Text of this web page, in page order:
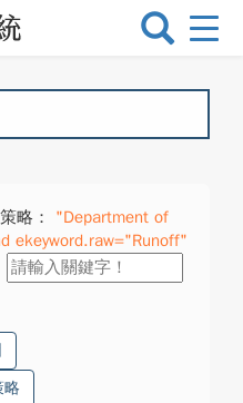
選
換
略：
"Department of
ekeyword.raw="Runoff"
略